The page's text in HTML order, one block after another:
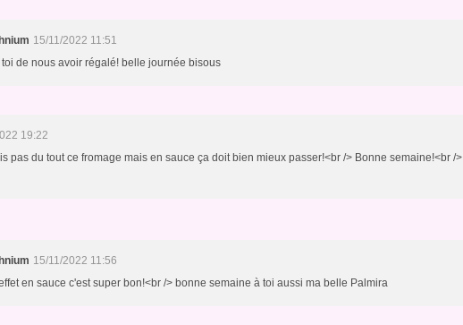
15/11/2022 11:51
toi de nous avoir régalé! belle journée bisous
19:22
pas du tout ce fromage mais en sauce ça doit bien mieux passer!<br /> Bonne semaine!<br />
15/11/2022 11:56
en sauce c'est super bon!<br /> bonne semaine à toi aussi ma belle Palmira